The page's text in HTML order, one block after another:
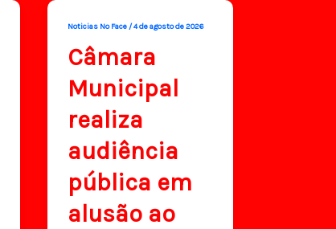
Noticias No Face /4 de agosto de 2026
Câmara
Municipal
realiza
audiência
pública em
alusão ao